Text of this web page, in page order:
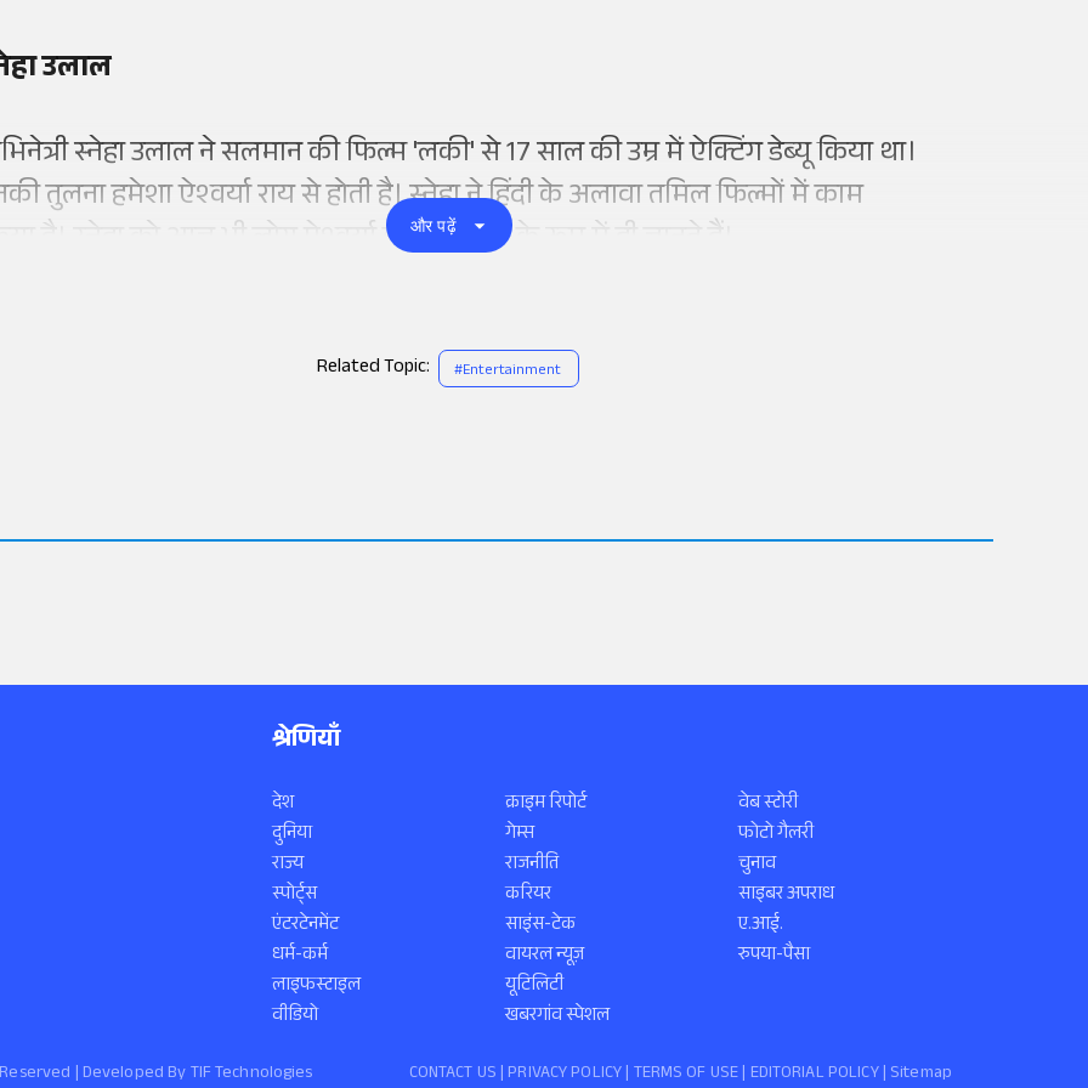
उलाल
स्नेहा उलाल ने सलमान की फिल्म 'लकी' से 17 साल की उम्र में ऐक्टिंग डेब्यू किया था।
तुलना हमेशा ऐश्वर्या राय से होती है। स्नेहा ने हिंदी के अलावा तमिल फिल्मों में काम
किया है। स्नेहा को आज भी लोग ऐश्वर्या की हमशक्ल के रूप में ही जानते हैं।
और पढ़ें
Related Topic: #Entertainment
श्रेणियाँ
देश
दुनिया
राज्य
स्पोर्ट्स
एंटरटेनमेंट
धर्म-कर्म
लाइफस्टाइल
वीडियो
क्राइम रिपोर्ट
गेम्स
राजनीति
करियर
साइंस-टेक
वायरल न्यूज़
यूटिलिटी
खबरगांव स्पेशल
वेब स्टोरी
फोटो गैलरी
चुनाव
साइबर अपराध
ए.आई.
रुपया-पैसा
Reserved | Developed ByTIF Technologies CONTACT US | PRIVACY POLICY| TERMS OF USE| EDITORIAL POLICY| Sitemap